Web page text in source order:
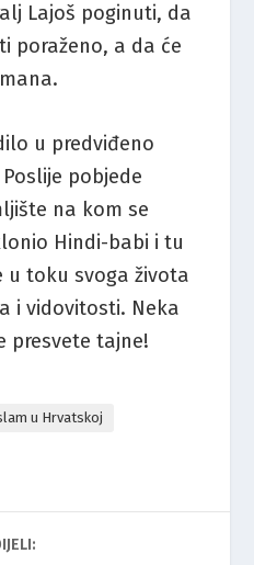
Lajoš poginuti, da
poraženo, a da će
u predviđeno
pobjede
na kom se
Hindi-babi i tu
u toku svoga života
i vidovitosti. Neka
presvete tajne!
u Hrvatskoj